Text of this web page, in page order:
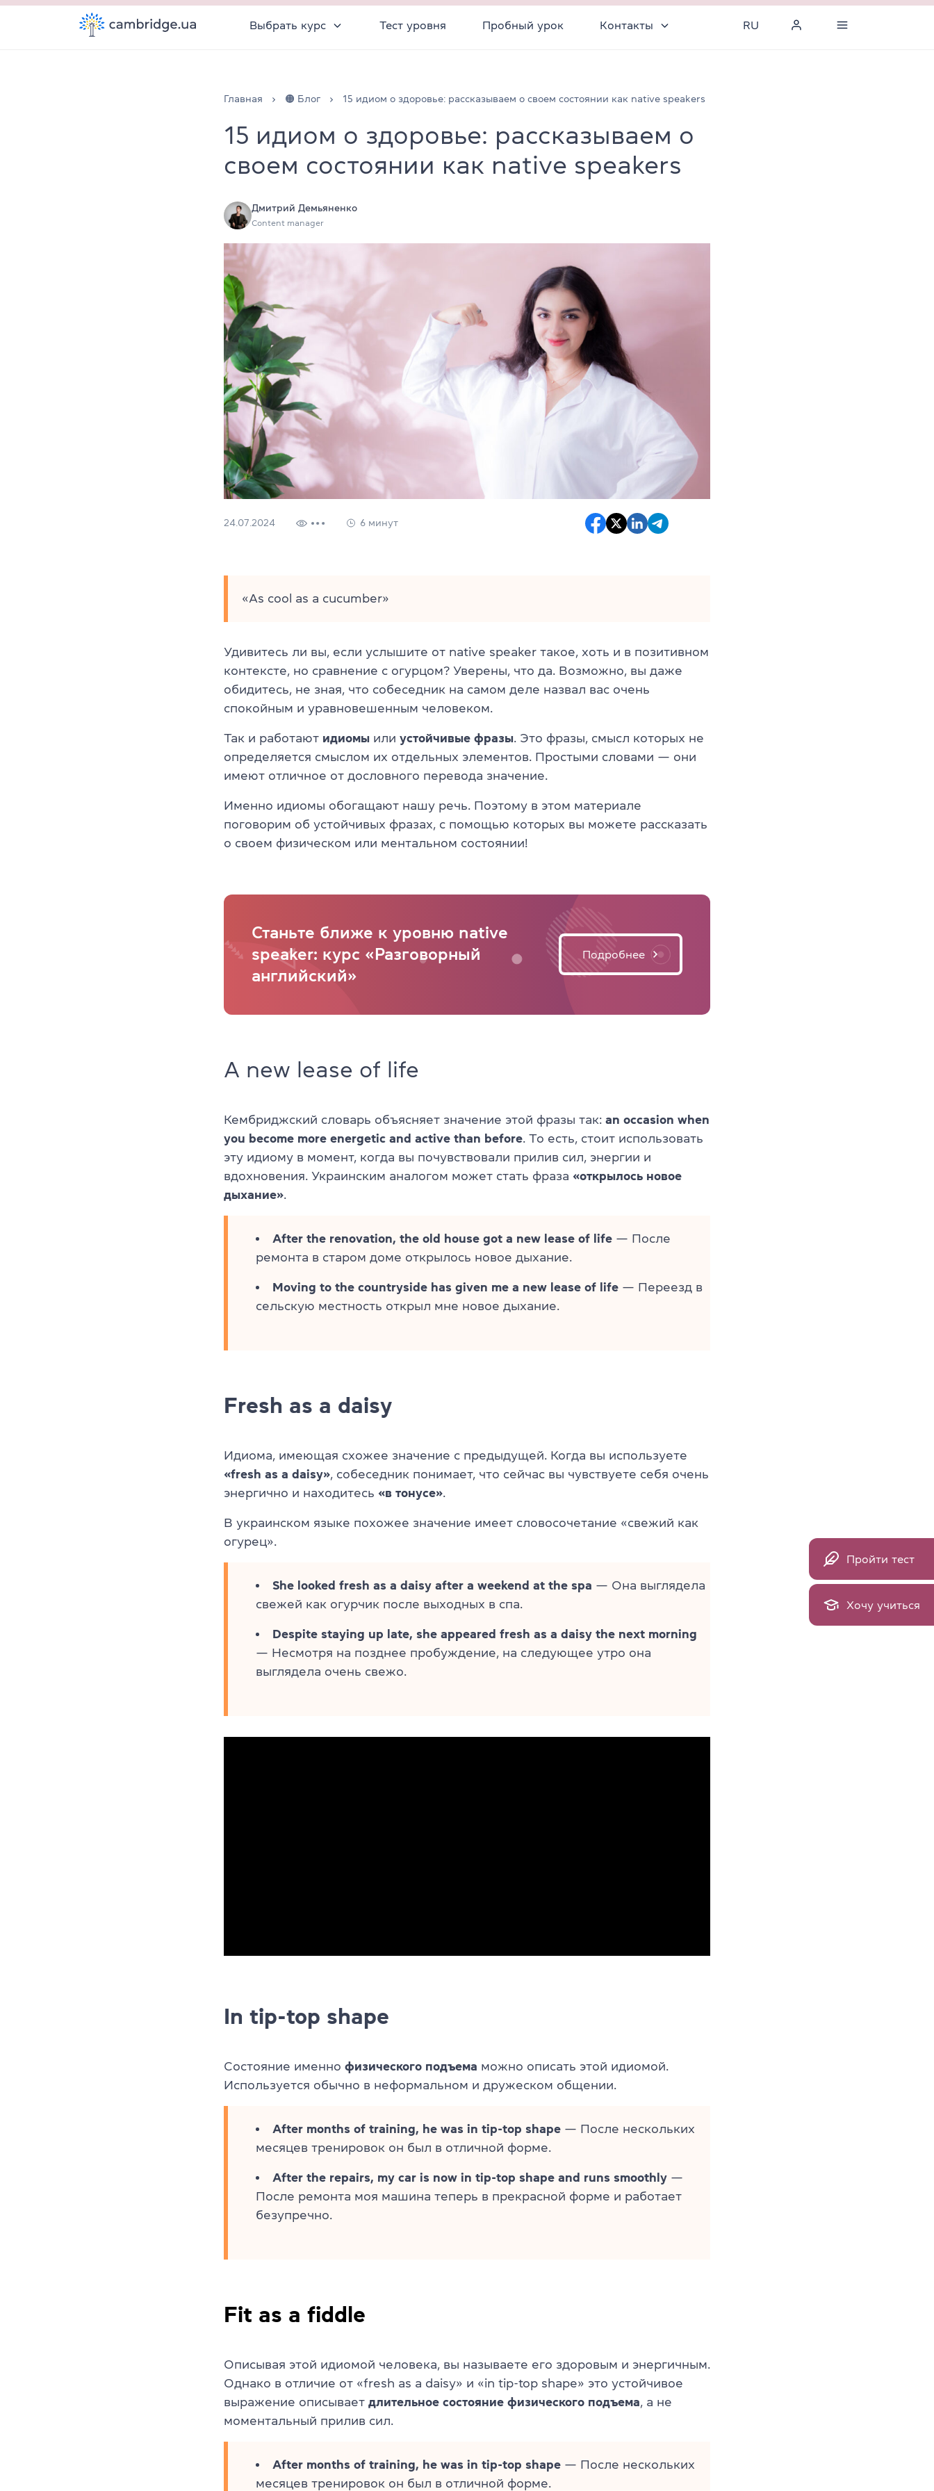
Выбрать курс Тест уровня Пробный урок Контакты RU
Главная 🟠 Блог 15 идиом о здоровье: рассказываем о своем состоянии как native speakers
15 идиом о здоровье: рассказываем о
своем состоянии как native speakers
Дмитрий Демьяненко
Content manager
24.07.2024 6 минут
«As cool as a cucumber»
Удивитесь ли вы, если услышите от native speaker такое, хоть и в позитивном
контексте, но сравнение с огурцом? Уверены, что да. Возможно, вы даже
обидитесь, не зная, что собеседник на самом деле назвал вас очень
спокойным и уравновешенным человеком.
Так и работают идиомы или устойчивые фразы. Это фразы, смысл которых не
определяется смыслом их отдельных элементов. Простыми словами — они
имеют отличное от дословного перевода значение.
Именно идиомы обогащают нашу речь. Поэтому в этом материале
поговорим об устойчивых фразах, с помощью которых вы можете рассказать
о своем физическом или ментальном состоянии!
Станьте ближе к уровню native
speaker: курс «Разговорный
английский»
Подробнее
A new lease of life
Кембриджский словарь объясняет значение этой фразы так: an occasion when
you become more energetic and active than before. То есть, стоит использовать
эту идиому в момент, когда вы почувствовали прилив сил, энергии и
вдохновения. Украинским аналогом может стать фраза «открылось новое
дыхание».
After the renovation, the old house got a new lease of life — После
ремонта в старом доме открылось новое дыхание.
Moving to the countryside has given me a new lease of life — Переезд в
сельскую местность открыл мне новое дыхание.
Fresh as a daisy
Идиома, имеющая схожее значение с предыдущей. Когда вы используете
«fresh as a daisy», собеседник понимает, что сейчас вы чувствуете себя очень
энергично и находитесь «в тонусе».
В украинском языке похожее значение имеет словосочетание «свежий как
огурец».
She looked fresh as a daisy after a weekend at the spa — Она выглядела
свежей как огурчик после выходных в спа.
Despite staying up late, she appeared fresh as a daisy the next morning
— Несмотря на позднее пробуждение, на следующее утро она
выглядела очень свежо.
In tip-top shape
Состояние именно физического подъема можно описать этой идиомой.
Используется обычно в неформальном и дружеском общении.
After months of training, he was in tip-top shape — После нескольких
месяцев тренировок он был в отличной форме.
After the repairs, my car is now in tip-top shape and runs smoothly —
После ремонта моя машина теперь в прекрасной форме и работает
безупречно.
Fit as a fiddle
Описывая этой идиомой человека, вы называете его здоровым и энергичным.
Однако в отличие от «fresh as a daisy» и «in tip-top shape» это устойчивое
выражение описывает длительное состояние физического подъема, а не
моментальный прилив сил.
After months of training, he was in tip-top shape — После нескольких
месяцев тренировок он был в отличной форме.
Пройти тест
Хочу учиться